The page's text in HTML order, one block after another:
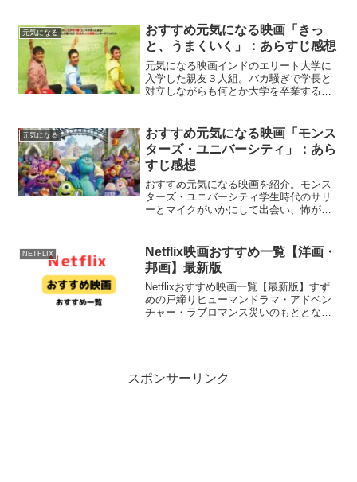
た。人間の怖さスプラッター系殺し合い
まとめ当サイトは実際に鑑賞...
元気になる
おすすめ元気になる映画「きっ
と、うまくいく」：あらすじ感想
元気になる映画インドのエリート大学に
入学した親友３人組。バカ騒ぎで学長と
対立しながらも何とか大学を卒業する
インド映画らしく歌って踊って笑い涙あ
り。友情を感じる...
元気になる
おすすめ元気になる映画「モンス
ターズ・ユニバーシティ」：あら
すじ感想
おすすめ元気になる映画を紹介。モンス
ターズ・ユニバーシティ学生時代のサリ
ーとマイクがいかにして出会い、怖がら
ことを夢見ていたマイクは、努力の果て
に難関を突破し、モンスタ...
NETFLIX
Netflix映画おすすめ一覧【洋画・
邦画】最新版
Netflixおすすめ映画一覧【最新版】すず
めの戸締りヒューマンドラマ・アドベン
チャー・ラブロマンス災いのもととなる
スポンサーリンク